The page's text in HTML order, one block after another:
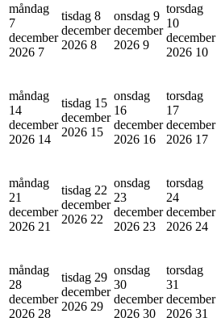
måndag
7
december
2026 7
tisdag 8
december
2026 8
onsdag 9
december
2026 9
torsdag
10
december
2026 10
måndag
14
december
2026 14
tisdag 15
december
2026 15
onsdag
16
december
2026 16
torsdag
17
december
2026 17
måndag
21
december
2026 21
tisdag 22
december
2026 22
onsdag
23
december
2026 23
torsdag
24
december
2026 24
måndag
28
december
2026 28
tisdag 29
december
2026 29
onsdag
30
december
2026 30
torsdag
31
december
2026 31